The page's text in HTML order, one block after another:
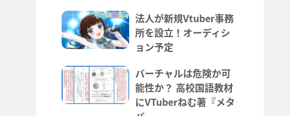
法人が新規Vtuber事務
所を設立！オーディシ
ョン予定
バーチャルは危険か可
能性か？ 高校国語教材
にVTuberねむ著『メタ